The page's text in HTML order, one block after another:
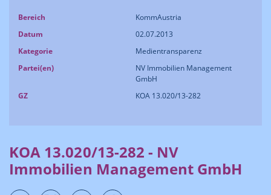
Bereich
KommAustria
Datum
02.07.2013
Kategorie
Medientransparenz
Partei(en)
NV Immobilien Management
GmbH
GZ
KOA 13.020/13-282
KOA 13.020/13-282 - NV
Immobilien Management GmbH